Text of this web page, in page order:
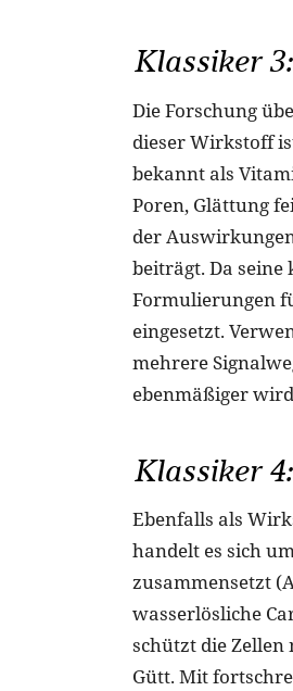
Klassiker
Die Forschung
dieser Wirkstoff
bekannt als
Poren, Glättung
der
beiträgt. Da
Formulierungen
eingesetzt.
mehrere
ebenmäßiger
Klassiker
Ebenfalls als
handelt es sich
zusammensetzt
wasserlösliche
schützt die Zellen
Gütt. Mit